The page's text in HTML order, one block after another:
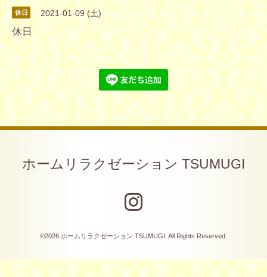
休日 2021-01-09 (土)
休日
ホームリラクゼーション TSUMUGI
©2026 ホームリラクゼーション TSUMUGI . All Rights Reserved.